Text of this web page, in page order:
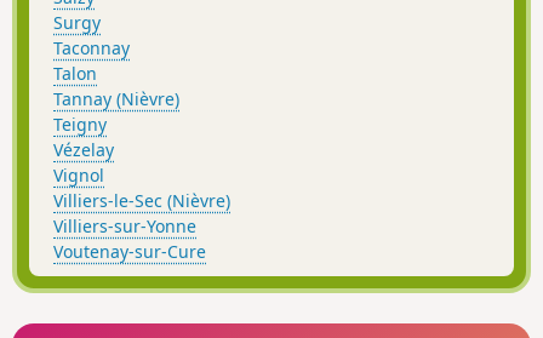
Surgy
Taconnay
Talon
Tannay (Nièvre)
Teigny
Vézelay
Vignol
Villiers-le-Sec (Nièvre)
Villiers-sur-Yonne
Voutenay-sur-Cure